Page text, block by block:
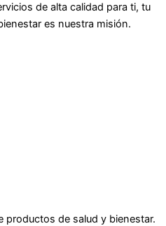
de alta calidad para ti, tu
es nuestra misión.
productos de salud y bienestar.